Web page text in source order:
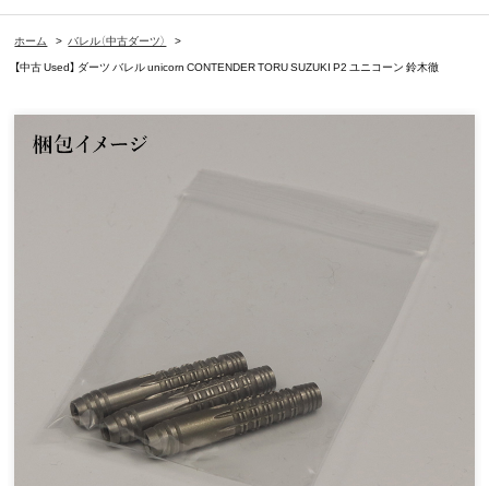
ホーム > バレル（中古ダーツ）
>
【中古 Used】 ダーツ バレル unicorn CONTENDER TORU SUZUKI P2 ユニコーン 鈴木徹